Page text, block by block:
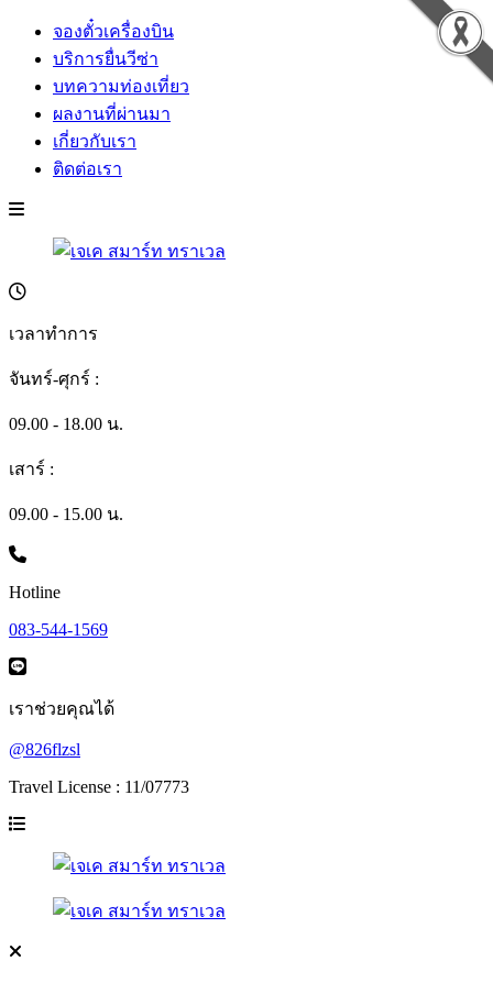
จองตั๋วเครื่องบิน
บริการยื่นวีซ่า
บทความท่องเที่ยว
ผลงานที่ผ่านมา
เกี่ยวกับเรา
ติดต่อเรา
เวลาทำการ
จันทร์-ศุกร์ :
09.00 - 18.00 น.
เสาร์ :
09.00 - 15.00 น.
Hotline
083-544-1569
เราช่วยคุณได้
@826flzsl
Travel License : 11/07773